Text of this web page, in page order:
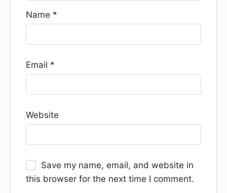
Name *
Email *
Website
Save my name, email, and website in
this browser for the next time I comment.